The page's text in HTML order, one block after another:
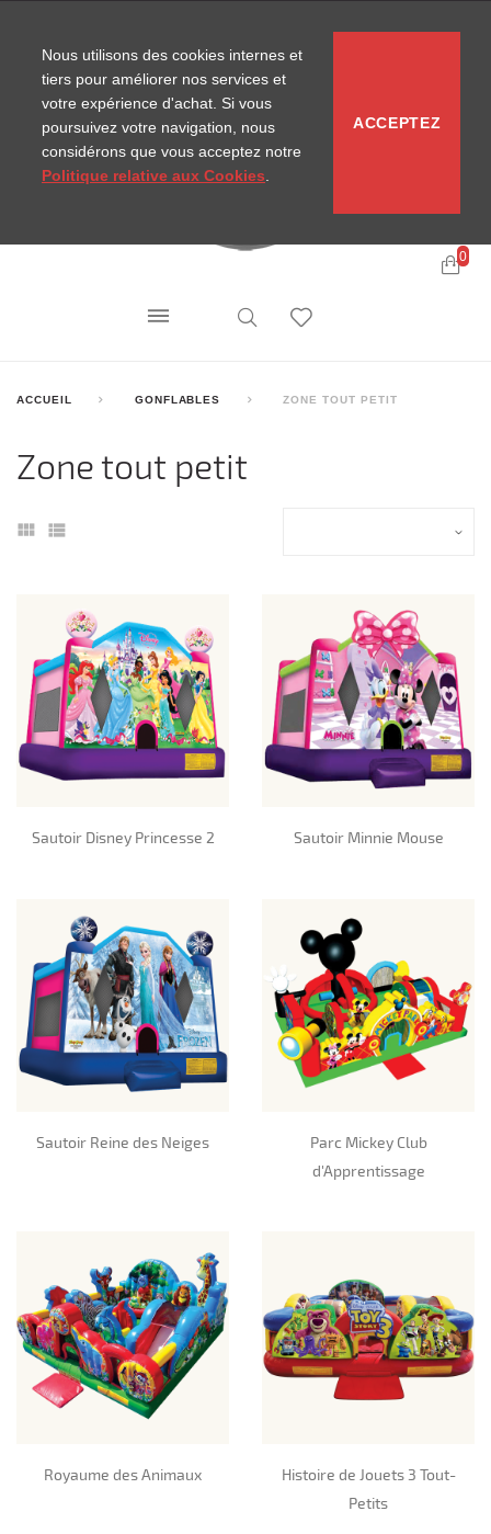
0
ACCUEIL GONFLABLES ZONE TOUT PETIT
Zone tout petit
Sautoir Disney Princesse 2 Sautoir Minnie Mouse
Sautoir Reine des Neiges
Parc Mickey Club
d'Apprentissage
Royaume des Animaux
Histoire de Jouets 3 Tout-
Petits
Nous utilisons des cookies internes et
tiers pour améliorer nos services et
votre expérience d'achat. Si vous
poursuivez votre navigation, nous
considérons que vous acceptez notre
Politique relative aux Cookies
ACCEPTEZ